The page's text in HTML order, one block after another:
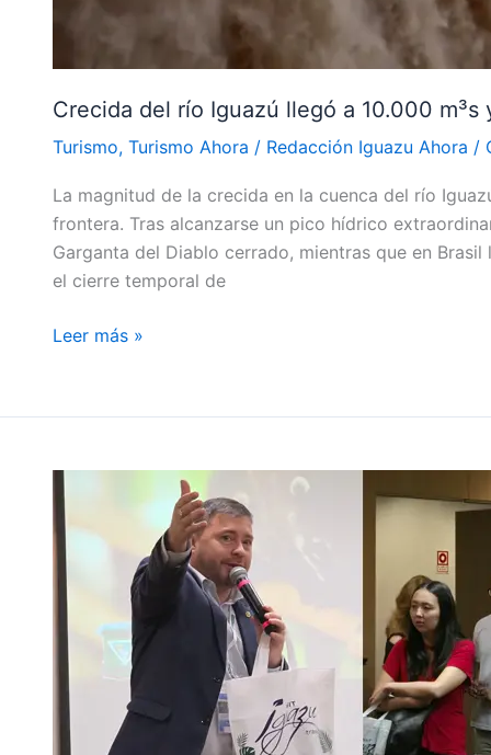
Crecida del río Iguazú llegó a 10.000
Turismo, Turismo Ahora / Redacción Iguazu Ahora /
La magnitud de la crecida en la cuenca del río
frontera. Tras alcanzarse un pico hídrico
Garganta del Diablo cerrado, mientras que en
el cierre temporal de
Argentina
Leer más »
Iguazú
fortalece
la
promoción
ante
las
principales
agencias
de
San